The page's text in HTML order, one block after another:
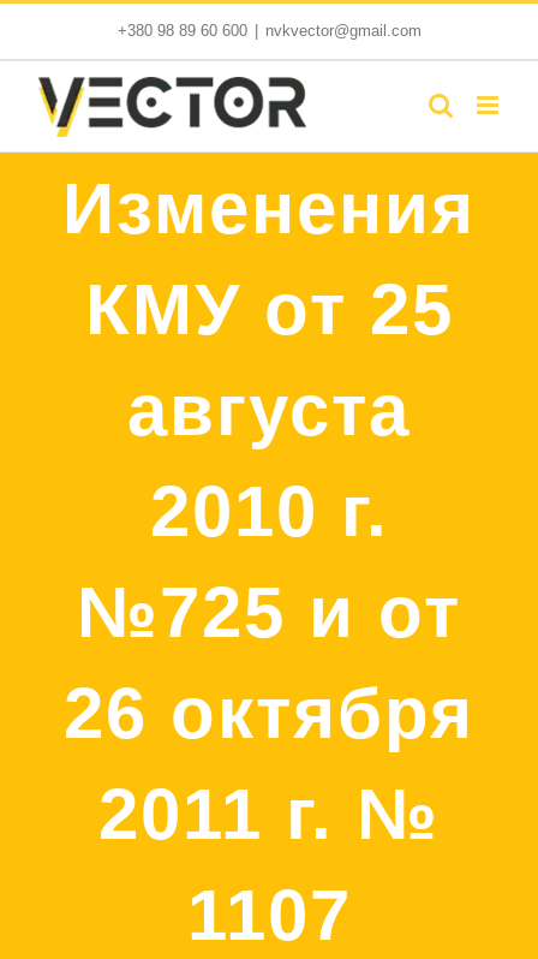
to
content
+380 98 89 60 600 nvkvector@gmail.com
Изменения
КМУ от 25
августа
2010 г.
№725 и от
26 октября
2011 г. №
1107